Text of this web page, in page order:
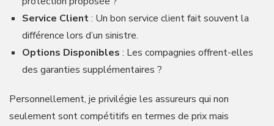
Service Client: Un bon service client fait souvent la
différence lors d’un sinistre.
Options Disponibles : Les compagnies offrent-elles
des garanties supplémentaires ?
Personnellement, je privilégie les assureurs qui non
seulement sont compétitifs en termes de prix mais